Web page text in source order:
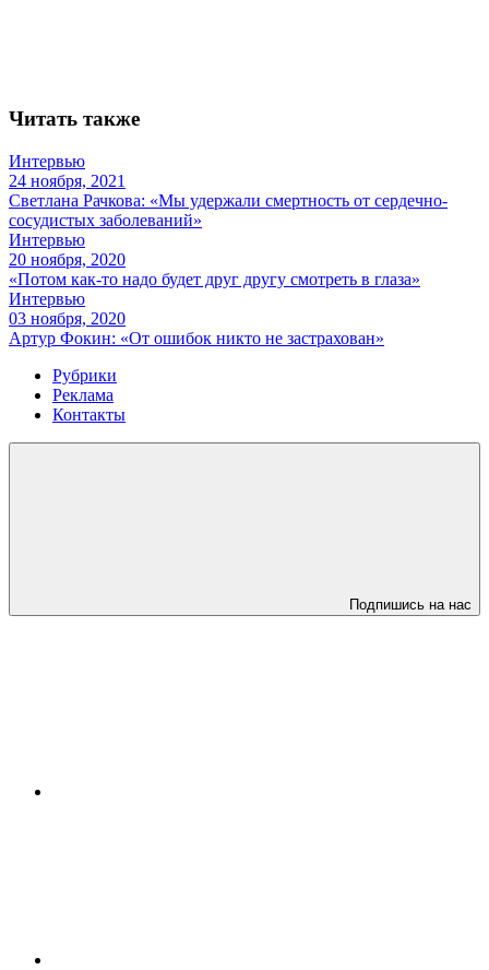
Читать также
Интервью
24 ноября, 2021
Светлана Рачкова: «Мы удержали смертность от сердечно-
сосудистых заболеваний»
Интервью
20 ноября, 2020
«Потом как-то надо будет друг другу смотреть в глаза»
Интервью
03 ноября, 2020
Артур Фокин: «От ошибок никто не застрахован»
Рубрики
Реклама
Контакты
Подпишись на нас